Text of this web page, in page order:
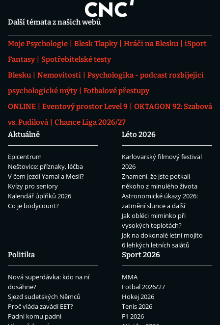
Další témata z našich webů
Moje Psychologie Blesk Tlapky Hráči na Blesku
iSport
Fantasy
Spotřebitelské testy
Blesku
Nemovitosti
Psychologika - podcast rozbíjející
psychologické mýty
Fotbalové přestupy
ONLINE
Eventový prostor Level 9
OKTAGON 92: Szabová
vs. Pudilová
Chance Liga 2026/27
Aktuálně
Epicentrum
Neštovice: příznaky, léčba
V čem jezdí Yamal a Mesii?
Kvízy pro seniory
Kalendář úplňků 2026
Co je bodycount?
Léto 2026
Karlovarský filmový festival
2026
Znamení, že jste potkali
někoho z minulého života
Astronomické úkazy 2026:
zatmění slunce a další
Jak obléci miminko při
vysokých teplotách?
Jak na dokonalé letní mojito
6 lehkých letních salátů
Politika
Nová superdávka: kdo na ní
dosáhne?
Sjezd sudetských Němců
Proč vláda zavádí EET?
Padni komu padni
Sport 2026
MMA
Fotbal 2026/27
Hokej 2026
Tenis 2026
F1 2026